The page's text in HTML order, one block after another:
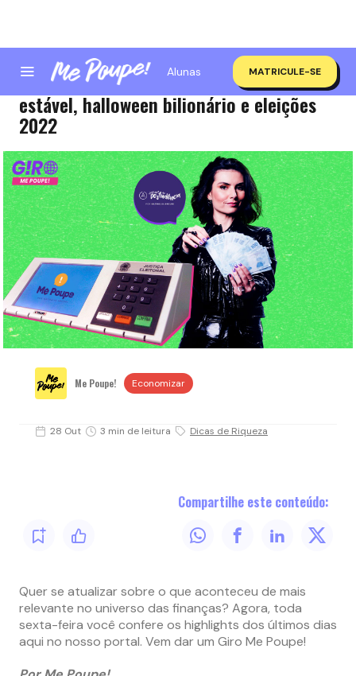
Alunas MATRICULE-SE
Giro Me Poupe! | Real digital, SELIC
estável, halloween bilionário e eleições
2022
Me Poupe! Economizar
28 Out 3 min de leitura Dicas de Riqueza
Compartilhe este conteúdo:
Quer se atualizar sobre o que aconteceu de mais
relevante no universo das finanças? Agora, toda
sexta-feira você confere os highlights dos últimos dias
aqui no nosso portal. Vem dar um Giro Me Poupe!